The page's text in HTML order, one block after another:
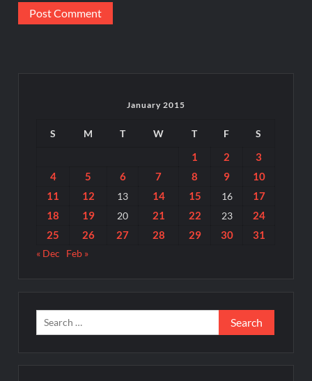
January 2015
S M T W T F S
1 2
3
4
5 6 7 8 9
10
11
12 13 14 15 16
17
18
19 20 21 22 23
24
25
26 27 28 29 30 31
« Dec Feb »
Search
for: